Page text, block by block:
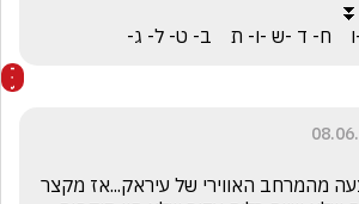
ו    ח- ד -ש -ו- ת    ב- ט- ל- ג-